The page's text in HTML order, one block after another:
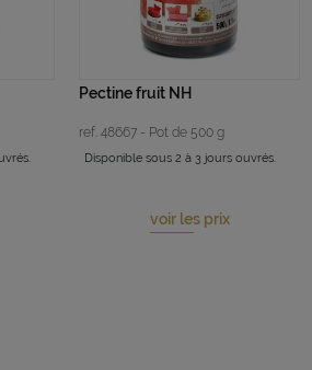
Pectine fruit NH
ref. 48667 - Pot de 500 g
Disponible sous 2 à 3 jours ouvrés.
voir les prix